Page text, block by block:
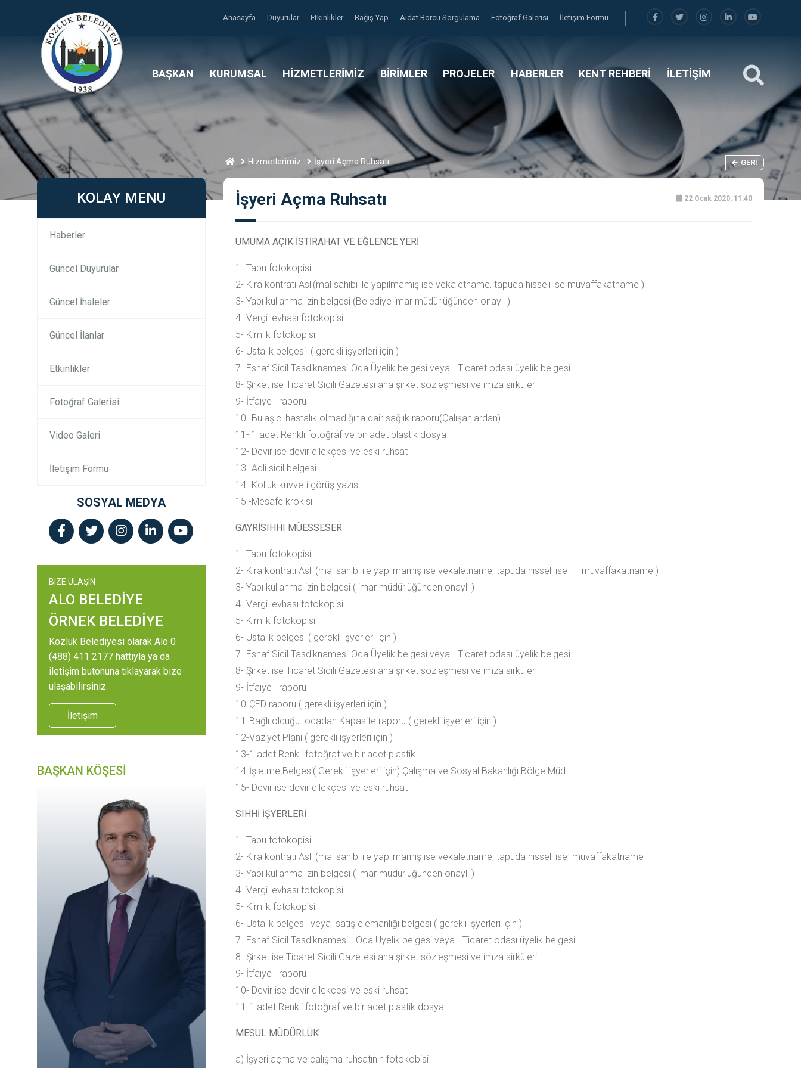
Anasayfa Duyurular Etkinlikler Bağış Yap Aidat Borcu Sorgulama Fotoğraf Galerisi İletişim Formu
BAŞKAN KURUMSAL HİZMETLERİMİZ BİRİMLER PROJELER HABERLER KENT REHBERİ İLETİŞİM
Hizmetlerimiz İşyeri Açma Ruhsatı GERI
KOLAY MENU
Haberler
Güncel Duyurular
Güncel İhaleler
Güncel İlanlar
Etkinlikler
Fotoğraf Galerisi
Video Galeri
İletişim Formu
SOSYAL MEDYA
BIZE ULAŞIN
ALO BELEDİYE
ÖRNEK BELEDİYE
Kozluk Belediyesi olarak Alo 0
(488) 411 2177 hattıyla ya da
iletişim butonuna tıklayarak bize
ulaşabilirsiniz.
İletişim
BAŞKAN KÖŞESİ
İşyeri Açma Ruhsatı 22 Ocak 2020, 11:40
UMUMA AÇIK İSTİRAHAT VE EĞLENCE YERİ
1- Tapu fotokopisi
2- Kira kontratı Aslı(mal sahibi ile yapılmamış ise vekaletname, tapuda hisseli ise muvaffakatname )
3- Yapı kullanma izin belgesi (Belediye imar müdürlüğünden onaylı )
4- Vergi levhası fotokopisi
5- Kimlik fotokopisi
6- Ustalık belgesi ( gerekli işyerleri için )
7- Esnaf Sicil Tasdiknamesi-Oda Üyelik belgesi veya - Ticaret odası üyelik belgesi
8- Şirket ise Ticaret Sicili Gazetesi ana şirket sözleşmesi ve imza sirküleri
9- İtfaiye raporu
10- Bulaşıcı hastalık olmadığına dair sağlık raporu(Çalışanlardan)
11- 1 adet Renkli fotoğraf ve bir adet plastik dosya
12- Devir ise devir dilekçesi ve eski ruhsat
13- Adli sicil belgesi
14- Kolluk kuvveti görüş yazısı
15 -Mesafe krokisi
GAYRİSIHHI MÜESSESER
1- Tapu fotokopisi
2- Kira kontratı Aslı (mal sahibi ile yapılmamış ise vekaletname, tapuda hisseli ise muvaffakatname )
3- Yapı kullanma izin belgesi ( imar müdürlüğünden onaylı )
4- Vergi levhası fotokopisi
5- Kimlik fotokopisi
6- Ustalık belgesi ( gerekli işyerleri için )
7 -Esnaf Sicil Tasdiknamesi-Oda Üyelik belgesi veya - Ticaret odası üyelik belgesi
8- Şirket ise Ticaret Sicili Gazetesi ana şirket sözleşmesi ve imza sirküleri
9- İtfaiye raporu
10-ÇED raporu ( gerekli işyerleri için )
11-Bağlı olduğu odadan Kapasite raporu ( gerekli işyerleri için )
12-Vaziyet Planı ( gerekli işyerleri için )
13-1 adet Renkli fotoğraf ve bir adet plastik
14-İşletme Belgesi( Gerekli işyerleri için) Çalışma ve Sosyal Bakanlığı Bölge Müd.
15- Devir ise devir dilekçesi ve eski ruhsat
SIHHİ İŞYERLERİ
1- Tapu fotokopisi
2- Kira kontratı Aslı (mal sahibi ile yapılmamış ise vekaletname, tapuda hisseli ise muvaffakatname
3- Yapı kullanma izin belgesi ( imar müdürlüğünden onaylı )
4- Vergi levhası fotokopisi
5- Kimlik fotokopisi
6- Ustalık belgesi veya satış elemanlığı belgesi ( gerekli işyerleri için )
7- Esnaf Sicil Tasdiknamesi - Oda Üyelik belgesi veya - Ticaret odası üyelik belgesi
8- Şirket ise Ticaret Sicili Gazetesi ana şirket sözleşmesi ve imza sirküleri
9- İtfaiye raporu
10- Devir ise devir dilekçesi ve eski ruhsat
11-1 adet Renkli fotoğraf ve bir adet plastik dosya
MESUL MÜDÜRLÜK
a) İşyeri açma ve çalışma ruhsatının fotokobisi